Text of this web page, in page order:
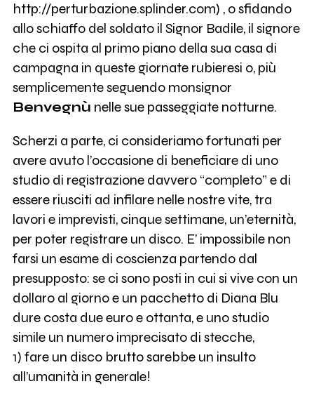
http://perturbazione.splinder.com) , o sfidando
allo schiaffo del soldato il Signor Badile, il signore
che ci ospita al primo piano della sua casa di
campagna in queste giornate rubieresi o, più
semplicemente seguendo monsignor
Benvegnù nelle sue passeggiate notturne.
Scherzi a parte, ci consideriamo fortunati per
avere avuto l’occasione di beneficiare di uno
studio di registrazione davvero “completo” e di
essere riusciti ad infilare nelle nostre vite, tra
lavori e imprevisti, cinque settimane, un’eternità,
per poter registrare un disco. E’ impossibile non
farsi un esame di coscienza partendo dal
presupposto: se ci sono posti in cui si vive con un
dollaro al giorno e un pacchetto di Diana Blu
dure costa due euro e ottanta, e uno studio
simile un numero imprecisato di stecche,
1) fare un disco brutto sarebbe un insulto
all’umanità in generale!